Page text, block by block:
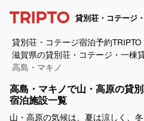
貸別荘・コテージ
貸別荘・コテージ宿泊予約TRIPTO
滋賀県の貸別荘・コテージ・一棟
高島・マキノ
高島・マキノで山・高原の貸
宿泊施設一覧
山・高原の気候は、夏は涼しく、